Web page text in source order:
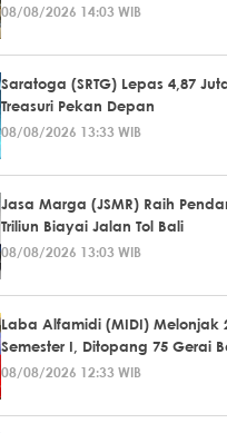
08/08/2026 14:03 WIB
Saratoga (SRTG) Lepas 4,87
Treasuri Pekan Depan
08/08/2026 13:33 WIB
Jasa Marga (JSMR) Raih
Triliun Biayai Jalan Tol Bali
08/08/2026 13:03 WIB
Laba Alfamidi (MIDI) Melonjak
Semester I, Ditopang 75 Gerai
08/08/2026 12:33 WIB